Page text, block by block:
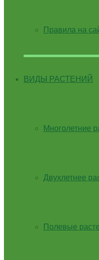
Правила на
ВИДЫ РАСТЕНИЙ
Многолетние
Двухлетнее
Полевые